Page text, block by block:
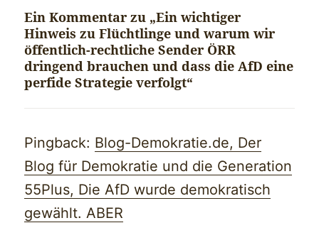
Ein Kommentar zu „Ein wichtiger
Hinweis zu Flüchtlinge und warum wir
öffentlich-rechtliche Sender ÖRR
dringend brauchen und dass die AfD eine
perfide Strategie verfolgt“
Pingback: Blog-Demokratie.de, Der
Blog für Demokratie und die Generation
55Plus, Die AfD wurde demokratisch
gewählt. ABER